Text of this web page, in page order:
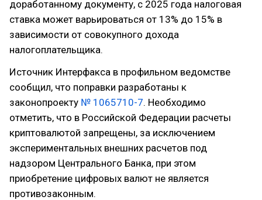
доработанному документу, с 2025 года налоговая
ставка может варьироваться от 13% до 15% в
зависимости от совокупного дохода
налогоплательщика.
Источник Интерфакса в профильном ведомстве
сообщил, что поправки разработаны к
законопроекту № 1065710-7. Необходимо
отметить, что в Российской Федерации расчеты
криптовалютой запрещены, за исключением
экспериментальных внешних расчетов под
надзором Центрального Банка, при этом
приобретение цифровых валют не является
противозаконным.